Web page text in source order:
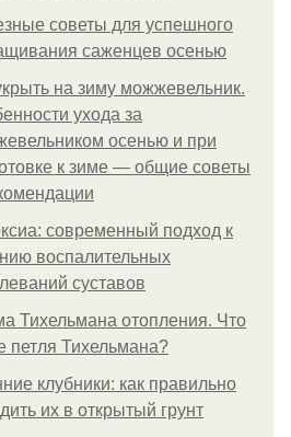
советы для успешного
саженцев осенью
на зиму можжевельник.
ухода за
осенью и при
к зиме — общие советы
современный подход к
воспалительных
суставов
Тихельмана отопления. Что
петля Тихельмана?
клубники: как правильно
их в открытый грунт